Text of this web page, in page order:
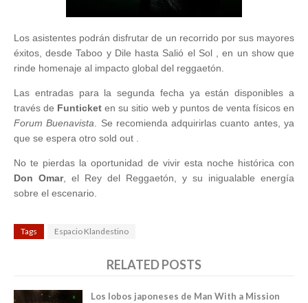
Los asistentes podrán disfrutar de un recorrido por sus mayores
éxitos, desde Taboo y Dile hasta Salió el Sol , en un show que
rinde homenaje al impacto global del reggaetón.
Las entradas para la segunda fecha ya están disponibles a
través de Funticketen su sitio web y puntos de venta físicos en
Forum Buenavista. Se recomienda adquirirlas cuanto antes, ya
que se espera otro sold out .
No te pierdas la oportunidad de vivir esta noche histórica con
Don Omar, el Rey del Reggaetón, y su inigualable energía
sobre el escenario.
Tags Espacio Klandestino
RELATED POSTS
Los lobos japoneses de Man With a Mission